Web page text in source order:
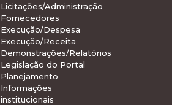
Licitações/Administração
Fornecedores
Execução/Despesa
Execução/Receita
Demonstrações/Relatórios
Legislação do Portal
Planejamento
Informações
institucionais